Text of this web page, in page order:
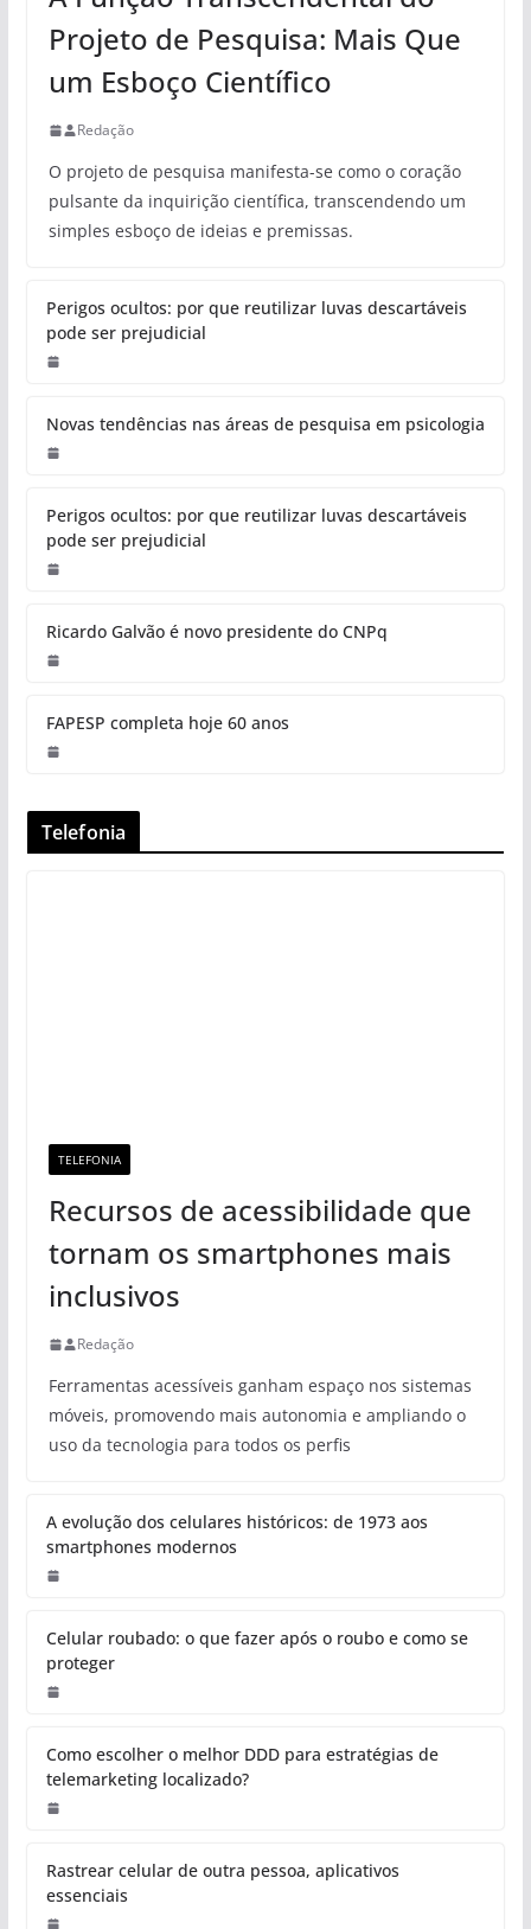
Projeto de Pesquisa: Mais Que
um Esboço Científico
Redação
O projeto de pesquisa manifesta-se como o coração
pulsante da inquirição científica, transcendendo um
simples esboço de ideias e premissas.
Perigos ocultos: por que reutilizar luvas descartáveis
pode ser prejudicial
Novas tendências nas áreas de pesquisa em psicologia
Perigos ocultos: por que reutilizar luvas descartáveis
pode ser prejudicial
Ricardo Galvão é novo presidente do CNPq
FAPESP completa hoje 60 anos
Telefonia
TELEFONIA
Recursos de acessibilidade que
tornam os smartphones mais
inclusivos
Redação
Ferramentas acessíveis ganham espaço nos sistemas
móveis, promovendo mais autonomia e ampliando o
uso da tecnologia para todos os perfis
A evolução dos celulares históricos: de 1973 aos
smartphones modernos
Celular roubado: o que fazer após o roubo e como se
proteger
Como escolher o melhor DDD para estratégias de
telemarketing localizado?
Rastrear celular de outra pessoa, aplicativos
essenciais